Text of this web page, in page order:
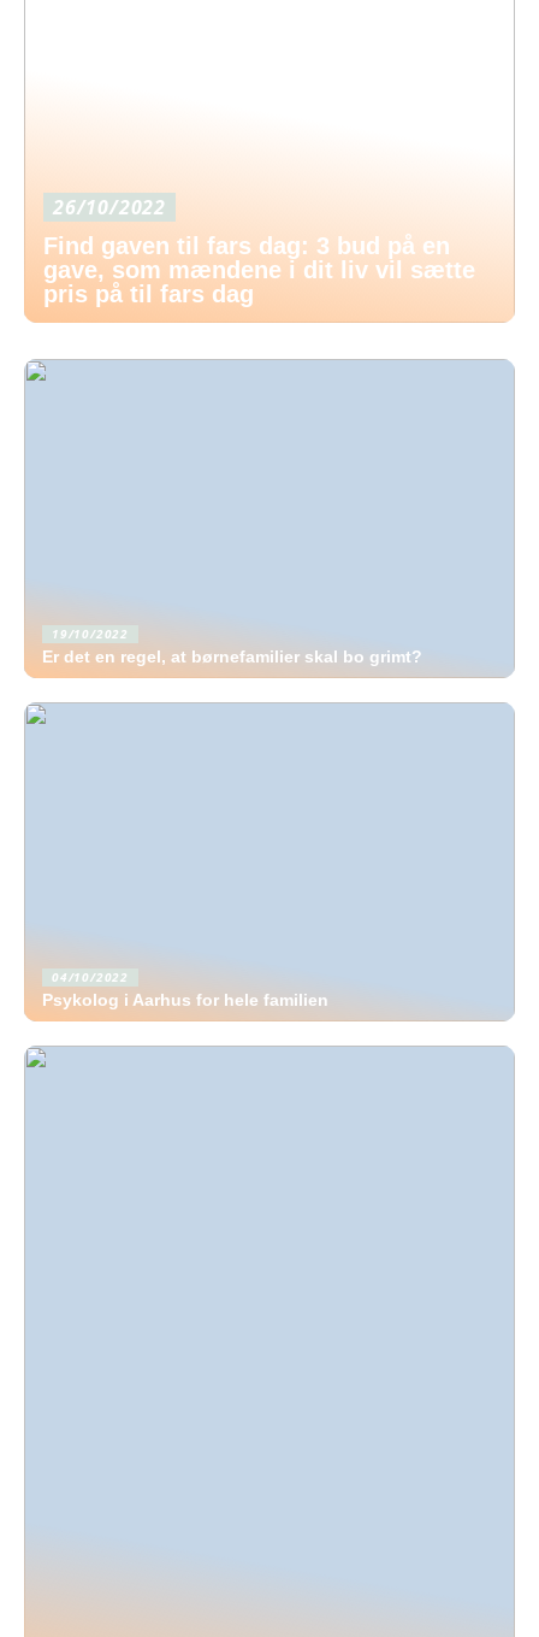
26/10/2022
Find gaven til fars dag: 3 bud på en
gave, som mændene i dit liv vil sætte
pris på til fars dag
19/10/2022
Er det en regel, at børnefamilier skal bo grimt?
04/10/2022
Psykolog i Aarhus for hele familien